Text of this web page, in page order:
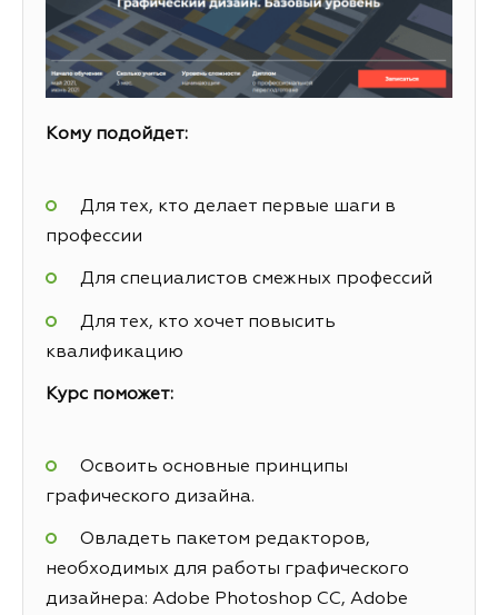
Кому подойдет:
Для тех, кто делает первые шаги в
профессии
Для специалистов смежных профессий
Для тех, кто хочет повысить
квалификацию
Курс поможет:
Освоить основные принципы
графического дизайна.
Овладеть пакетом редакторов,
необходимых для работы графического
дизайнера: Adobe Photoshop CC, Adobe